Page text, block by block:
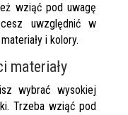
wziąć pod uwagę
uwzględnić w
i kolory.
materiały
wybrać wysokiej
Trzeba wziąć pod